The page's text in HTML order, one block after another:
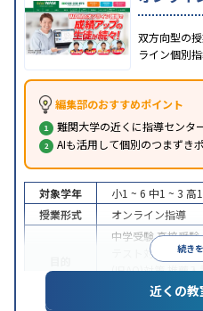
双方向型の
ライン個別
編集部のおすすめポイント
難関大学の近くに指導センタ
AIも活用して個別のつまずき
続き
対象学年 小1 ~ 6 中1 ~ 3 高
授業形式
オンライン指導
中学受験高校受験
テスト対策
内申
(旧AO)対策推薦入
(漢字検定)対策
中高一貫校生に対
近くの教